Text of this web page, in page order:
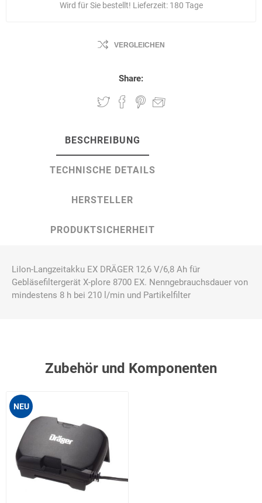
Wird für Sie bestellt! Lieferzeit: 180 Tage
VERGLEICHEN
Share:
BESCHREIBUNG
TECHNISCHE DETAILS
HERSTELLER
PRODUKTSICHERHEIT
LiIon-Langzeitakku EX DRÄGER 12,6 V/6,8 Ah für
Gebläsefiltergerät X-plore 8700 EX. Nenngebrauchsdauer von
mindestens 8 h bei 210 l/min und Partikelfilter
Zubehör und Komponenten
NEU